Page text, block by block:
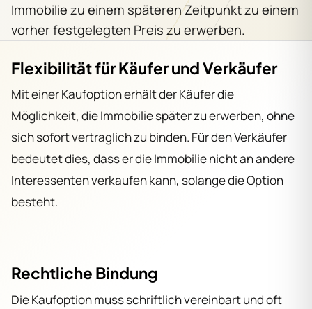
Immobilie zu einem späteren Zeitpunkt zu einem
vorher festgelegten Preis zu erwerben.
Flexibilität für Käufer und Verkäufer
Mit einer Kaufoption erhält der Käufer die
Möglichkeit, die Immobilie später zu erwerben, ohne
sich sofort vertraglich zu binden. Für den Verkäufer
bedeutet dies, dass er die Immobilie nicht an andere
Interessenten verkaufen kann, solange die Option
besteht.
Rechtliche Bindung
Die Kaufoption muss schriftlich vereinbart und oft